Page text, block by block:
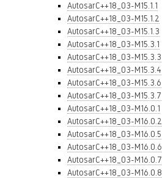
AutosarC++18_03-M15.1.1
AutosarC++18_03-M15.1.2
AutosarC++18_03-M15.1.3
AutosarC++18_03-M15.3.1
AutosarC++18_03-M15.3.3
AutosarC++18_03-M15.3.4
AutosarC++18_03-M15.3.6
AutosarC++18_03-M15.3.7
AutosarC++18_03-M16.0.1
AutosarC++18_03-M16.0.2
AutosarC++18_03-M16.0.5
AutosarC++18_03-M16.0.6
AutosarC++18_03-M16.0.7
AutosarC++18_03-M16.0.8